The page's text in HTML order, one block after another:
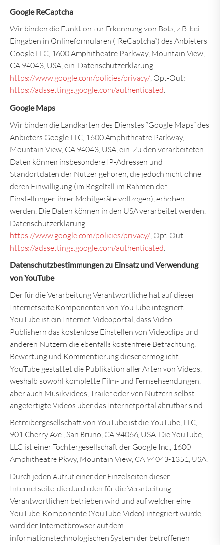
Google ReCaptcha
Wir binden die Funktion zur Erkennung von Bots, z.B. bei
Eingaben in Onlineformularen (“ReCaptcha”) des Anbieters
Google LLC, 1600 Amphitheatre Parkway, Mountain View,
CA 94043, USA, ein. Datenschutzerklärung:
https://www.google.com/policies/privacy/, Opt-Out:
https://adssettings.google.com/authenticated.
Google Maps
Wir binden die Landkarten des Dienstes “Google Maps” des
Anbieters Google LLC, 1600 Amphitheatre Parkway,
Mountain View, CA 94043, USA, ein. Zu den verarbeiteten
Daten können insbesondere IP-Adressen und
Standortdaten der Nutzer gehören, die jedoch nicht ohne
deren Einwilligung (im Regelfall im Rahmen der
Einstellungen ihrer Mobilgeräte vollzogen), erhoben
werden. Die Daten können in den USA verarbeitet werden.
Datenschutzerklärung:
https://www.google.com/policies/privacy/ , Opt-Out:
https://adssettings.google.com/authenticated
Datenschutzbestimmungen zu Einsatz und Verwendung
von YouTube
Der für die Verarbeitung Verantwortliche hat auf dieser
Internetseite Komponenten von YouTube integriert.
YouTube ist ein Internet-Videoportal, dass Video-
Publishern das kostenlose Einstellen von Videoclips und
anderen Nutzern die ebenfalls kostenfreie Betrachtung,
Bewertung und Kommentierung dieser ermöglicht.
YouTube gestattet die Publikation aller Arten von Videos,
weshalb sowohl komplette Film- und Fernsehsendungen,
aber auch Musikvideos, Trailer oder von Nutzern selbst
angefertigte Videos über das Internetportal abrufbar sind.
Betreibergesellschaft von YouTube ist die YouTube, LLC,
901 Cherry Ave., San Bruno, CA 94066, USA. Die YouTube,
LLC ist einer Tochtergesellschaft der Google Inc., 1600
Amphitheatre Pkwy, Mountain View, CA 94043-1351, USA.
Durch jeden Aufruf einer der Einzelseiten dieser
Internetseite, die durch den für die Verarbeitung
Verantwortlichen betrieben wird und auf welcher eine
YouTube-Komponente (YouTube-Video) integriert wurde,
wird der Internetbrowser auf dem
informationstechnologischen System der betroffenen